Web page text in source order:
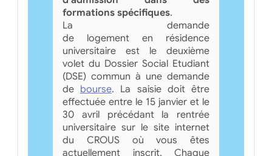
formations spécifiques.
La demande
de logement en résidence
universitaire est le deuxième
volet du Dossier Social Etudiant
(DSE) commun à une demande
de bourse. La saisie doit être
effectuée entre le 15 janvier et le
30 avril précédant la rentrée
universitaire sur le site internet
du CROUS où vous êtes
actuellement inscrit. Chaque